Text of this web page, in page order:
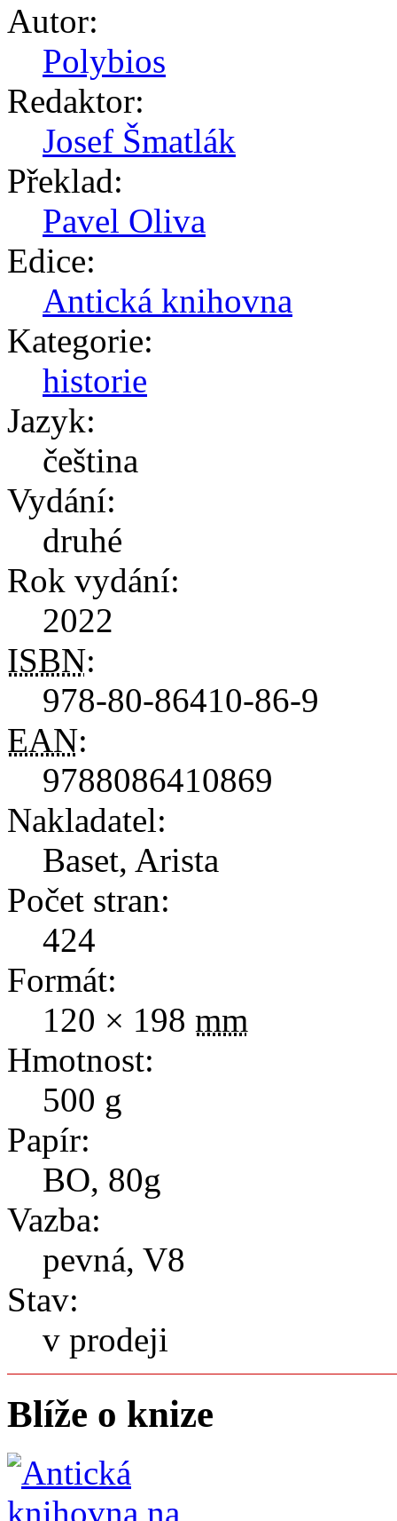
Autor:
Polybios
Redaktor:
Josef Šmatlák
Překlad:
Pavel Oliva
Edice:
Antická knihovna
Kategorie:
historie
Jazyk:
čeština
Vydání:
druhé
Rok vydání:
2022
ISBN:
978-80-86410-86-9
EAN:
9788086410869
Nakladatel:
Baset, Arista
Počet stran:
424
Formát:
120 × 198 mm
Hmotnost:
500 g
Papír:
BO, 80g
Vazba:
pevná, V8
Stav:
v prodeji
Blíže o knize